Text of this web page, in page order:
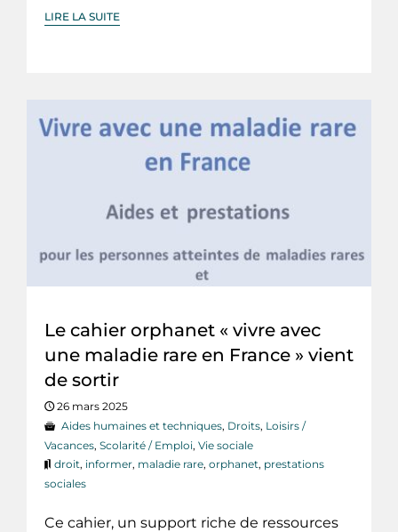
LIRE LA SUITE
Le cahier orphanet « vivre avec
une maladie rare en France » vient
de sortir
26 mars 2025
Aides humaines et techniques, Droits, Loisirs /
Vacances, Scolarité / Emploi, Vie sociale
droit, informer, maladie rare, orphanet, prestations
sociales
Ce cahier, un support riche de ressources